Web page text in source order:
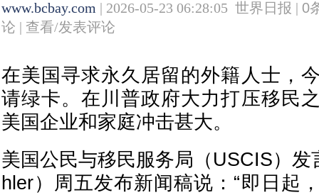
www.bcbay.com | 2026-05-23 06:28:05 世界日报 | 0
论 | 查看/发表评论
在美国寻求永久居留的外籍人士，
请绿卡。在川普政府大力打压移民
美国企业和家庭冲击甚大。
美国公民与移民服务局（USCIS）
hler）周五发布新闻稿说：“即日起